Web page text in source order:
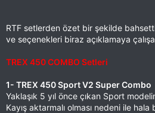
RTF setlerden özet bir şekilde
ve seçenekleri biraz açıklamaya
TREX 450 COMBO Setleri
1- TREX 450 Sport V2 Super Combo
Yaklaşık 5 yıl önce çıkan Sport
Kayış aktarmalı olması nedeni ile hala